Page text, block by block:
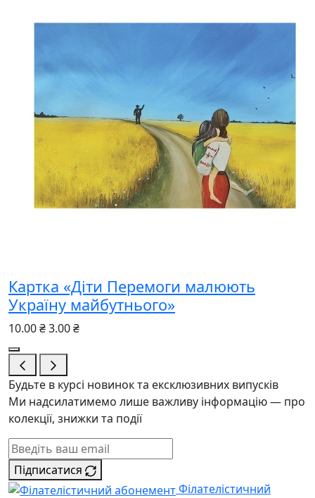
Картка «Діти Перемоги малюють
Україну майбутнього»
10.00 ₴3.00 ₴
Будьте в курсі новинок та ексклюзивних випусків
Ми надсилатимемо лише важливу інформацію — про
колекції, знижки та події
Підписатися
Філателістичний